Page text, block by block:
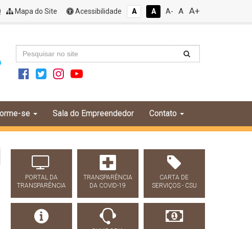
Mapa do Site Acessibilidade A A A- A A+
se Sala do Empreendedor Contato
PORTAL DA
TRANSPARÊNCIA
TRANSPARÊNCIA
DA COVID-19
CARTA DE
SERVIÇOS - CSU